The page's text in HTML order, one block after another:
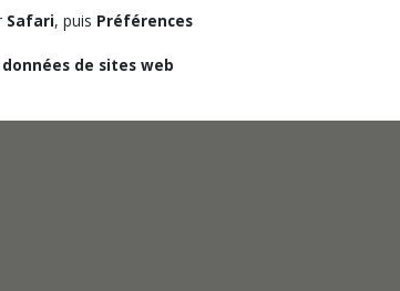
Safari, puis Préférences
de sites web